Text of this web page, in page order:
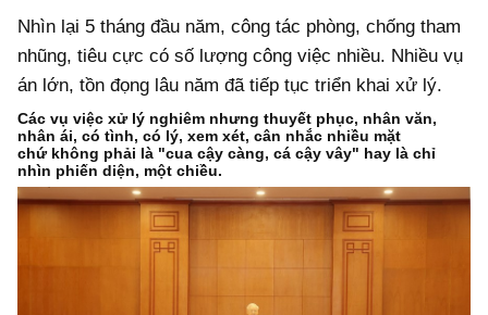
Nhìn lại 5 tháng đầu năm, công tác phòng, chống tham
nhũng, tiêu cực có số lượng công việc nhiều. Nhiều vụ
án lớn, tồn đọng lâu năm đã tiếp tục triển khai xử lý.
Các vụ việc xử lý nghiêm nhưng thuyết phục, nhân văn,
nhân ái, có tình, có lý, xem xét, cân nhắc nhiều mặt
chứ không phải là "cua cậy càng, cá cậy vây" hay là chỉ
nhìn phiến diện, một chiều.